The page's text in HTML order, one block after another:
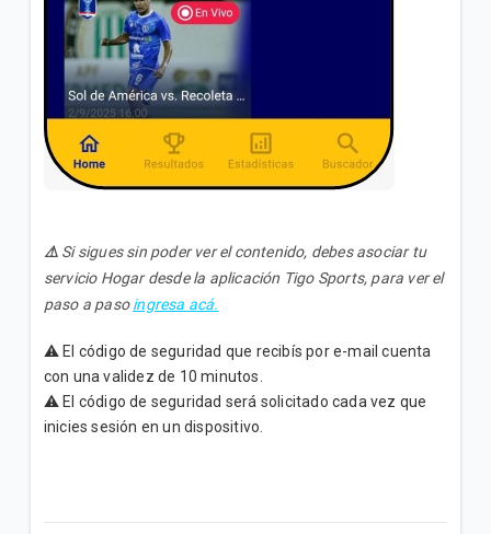
⚠️ Si sigues sin poder ver el contenido, debes asociar tu
servicio Hogar desde la aplicación Tigo Sports, para ver el
paso a pasoingresa acá.
⚠️ El código de seguridad que recibís por e-mail cuenta
con una validez de 10 minutos.
⚠️ El código de seguridad será solicitado cada vez que
inicies sesión en un dispositivo.